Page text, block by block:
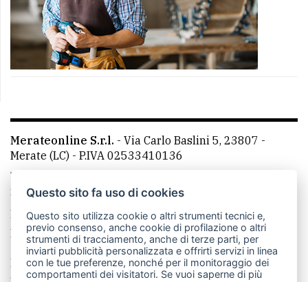
Merateonline S.r.l. - Via Carlo Baslini 5, 23807 -
Merate (LC) - P.IVA 02533410136
Telefono:
mail: redazione@merateonline.it
La redazione
CasateOnline LeccoOnline
RSS
Made by VIP
Privacy policy
Cookie policy
Questo sito fa uso di cookies
Questo sito utilizza cookie o altri strumenti tecnici e,
previo consenso, anche cookie di profilazione o altri
strumenti di tracciamento, anche di terze parti, per
inviarti pubblicità personalizzata e offrirti servizi in linea
con le tue preferenze, nonché per il monitoraggio dei
comportamenti dei visitatori. Se vuoi saperne di più